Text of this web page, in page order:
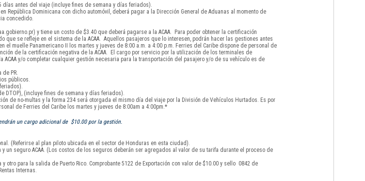
antes del viaje (incluye fines de semana y días feriados).
Dominicana con dicho automóvil, deberá pagar a la Dirección General de Aduanas al momento de
concedido.
y tiene un costo de $3.40 que deberá pagarse a la ACAA. Para poder obtener la certificación
se refleje en el sistema de la ACAA. Aquellos pasajeros que lo interesen, podrán hacer las gestiones antes
muelle Panamericano II los martes y jueves de 8:00 a.m. a 4:00 p.m. Ferries del Caribe dispone de personal de
de la certificación negativa de la ACAA. El cargo por servicio por la utilización de los terminales de
y/o completar cualquier gestión necesaria para la transportación del pasajero y/o de su vehículo es de
PR.
públicos.
DTOP), (incluye fines de semana y días feriados).
de no-multas y la forma 234 será otorgada el mismo día del viaje por la División de Vehículos Hurtados. Es por
de Ferries del Caribe los martes y jueves de 8:00am a 4:00pm.*
un cargo adicional de $10.00 por la gestión.
(Referirse al plan piloto ubicada en el sector de Honduras en esta ciudad).
un seguro ACAA. (Los costos de los seguros deberán ser agregados al valor de su tarifa durante el proceso de
para la salida de Puerto Rico. Comprobante 5122 de Exportación con valor de $10.00 y sello 0842 de
Internas.